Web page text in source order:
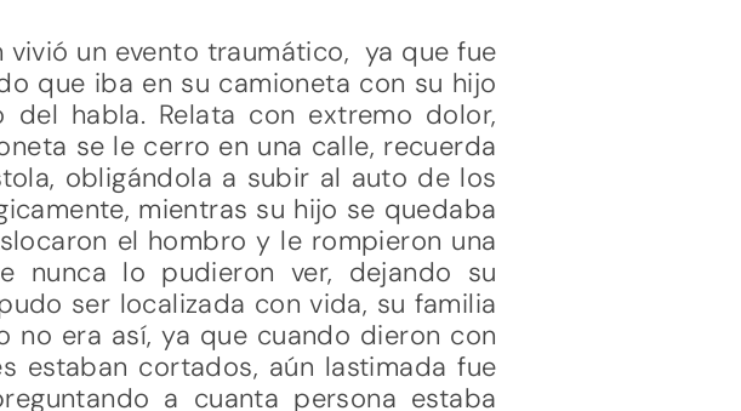
un evento traumático, ya que fue
que iba en su camioneta con su hijo
habla. Relata con extremo dolor,
se le cerro en una calle, recuerda
obligándola a subir al auto de los
mientras su hijo se quedaba
el hombro y le rompieron una
nunca lo pudieron ver, dejando su
ser localizada con vida, su familia
no era así, ya que cuando dieron con
estaban cortados, aún lastimada fue
a cuanta persona estaba